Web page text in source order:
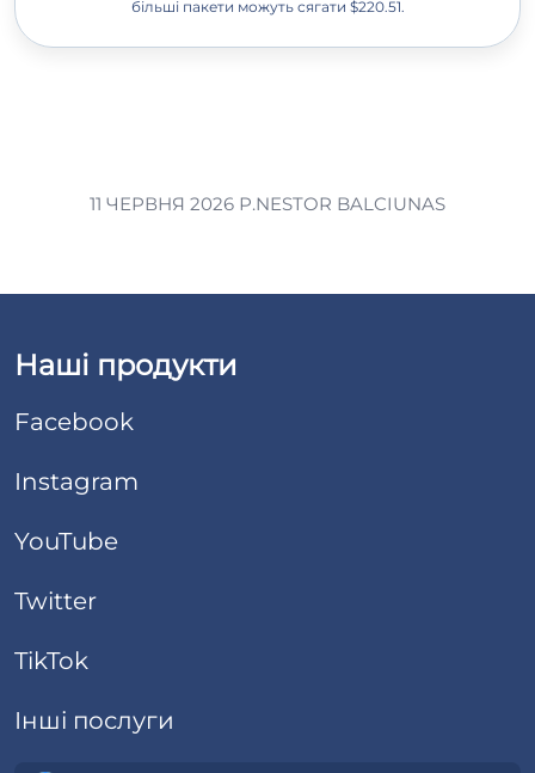
більші пакети можуть сягати $220.51.
11 ЧЕРВНЯ 2026 Р.NESTOR BALCIUNAS
Наші продукти
Facebook
Instagram
YouTube
Twitter
TikTok
Інші послуги